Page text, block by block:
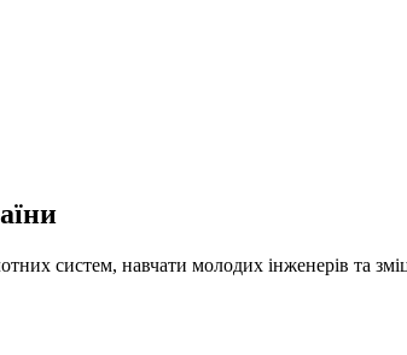
систем, навчати молодих інженерів та